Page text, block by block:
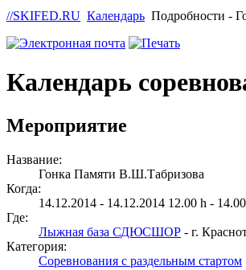
//SKIFED.RU Календарь Подробности -
Календарь
Мероприятие
Название:
Гонка Памяти В.Ш.Табризова
Когда:
14.12.2014 - 14.12.2014 12.00 h -
Где:
Лыжная база СДЮСШОР - г.
Категория:
Соревнования с раздельным стартом